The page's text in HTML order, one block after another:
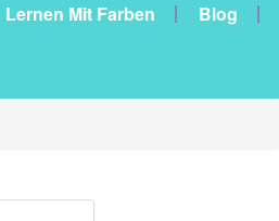
Lernen Mit Farben Blog